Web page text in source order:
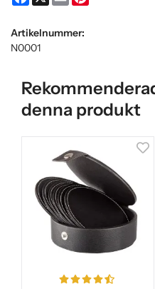
Artikelnummer:
N0001
denna produkt